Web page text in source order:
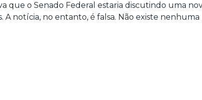
que o Senado Federal estaria discutindo uma
A notícia, no entanto, é falsa. Não existe